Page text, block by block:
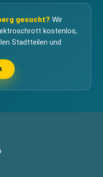
gesucht? Wir
kostenlos,
Stadtteilen und